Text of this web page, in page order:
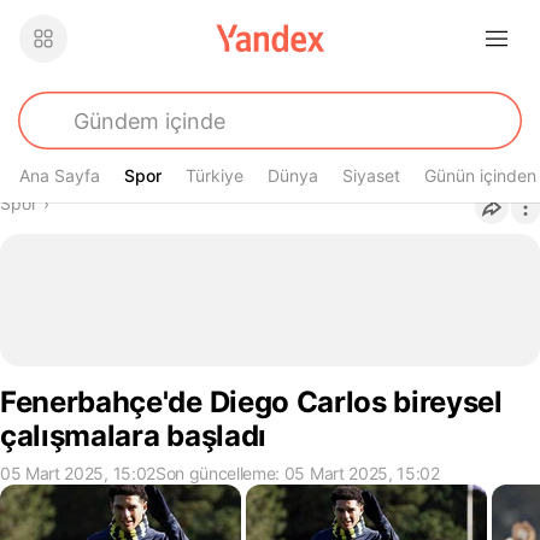
Ana Sayfa Spor
Spor Türkiye Dünya Siyaset Günün içinden
Buradasın
Spor›
Fenerbahçe'de Diego Carlos bireysel
çalışmalara başladı
05 Mart 2025, 15:02Son güncelleme: 05 Mart 2025, 15:02